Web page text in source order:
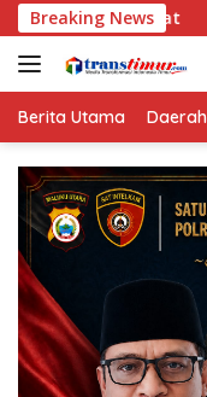
Langsung
ke
konten
Breaking News
Aset Pemda
Berita Utama Daerah